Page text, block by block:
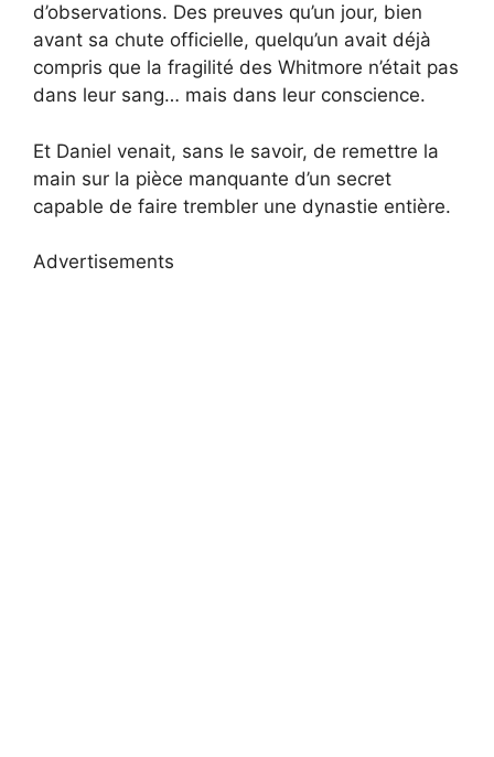
d’observations. Des preuves qu’un jour, bien
avant sa chute officielle, quelqu’un avait déjà
compris que la fragilité des Whitmore n’était pas
dans leur sang… mais dans leur conscience.
Et Daniel venait, sans le savoir, de remettre la
main sur la pièce manquante d’un secret
capable de faire trembler une dynastie entière.
Advertisements